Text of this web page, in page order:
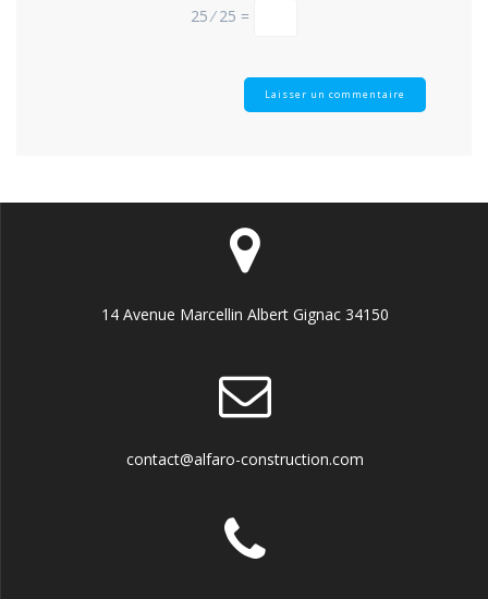
25 ⁄ 25 =
14 Avenue Marcellin Albert Gignac 34150
contact@alfaro-construction.com